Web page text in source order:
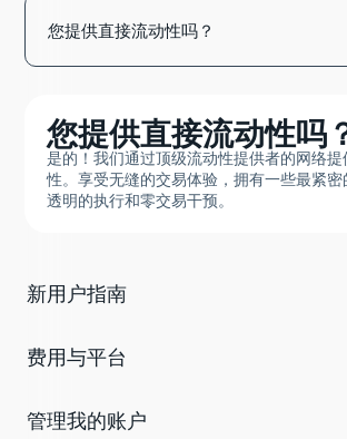
身份验证过程中常见问题
我可以在什么时间与 Tradeview Markets
我可以在 Tradeview Markets 开设一个
我需要什么来开设账户？
我可以在移动设备上交易吗？
我将为 Stocks 账户支付哪些费用和佣金
我可以通过 Tradeview 在哪些交易平台上
新用户指南
费用与平台
您提供直接流动性吗？
您提供直接流动性吗
是的！我们通过顶级流动性提供者的网络提
性。享受无缝的交易体验，拥有一些最紧密
透明的执行和零交易干预。
管理我的账户